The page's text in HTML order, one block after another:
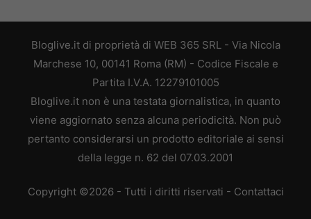
Bloglive.it di proprietà di WEB 365 SRL - Via Nicola
Marchese 10, 00141 Roma (RM) - Codice Fiscale e
Partita I.V.A. 12279101005
Bloglive.it non è una testata giornalistica, in quanto
viene aggiornato senza alcuna periodicità. Non può
pertanto considerarsi un prodotto editoriale ai sensi
della legge n. 62 del 07.03.2001
Copyright ©2026 - Tutti i diritti riservati - Contattaci